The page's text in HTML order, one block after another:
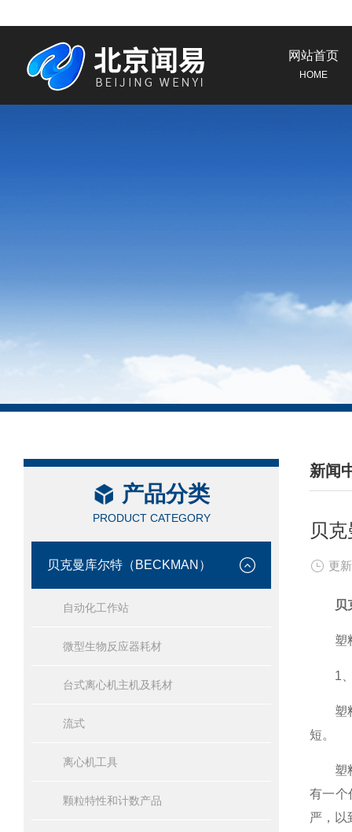
网站首页
HOME
产品分类
PRODUCT CATEGORY
贝克曼库尔特（BECKMAN）
自动化工作站
微型生物反应器耗材
台式离心机主机及耗材
流式
离心机工具
颗粒特性和计数产品
新闻
/
贝
更
贝
塑料
1、
塑料
短。
塑料
有一个
严，以